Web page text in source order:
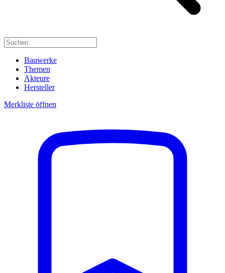
Bauwerke
Themen
Akteure
Hersteller
Merkliste öffnen